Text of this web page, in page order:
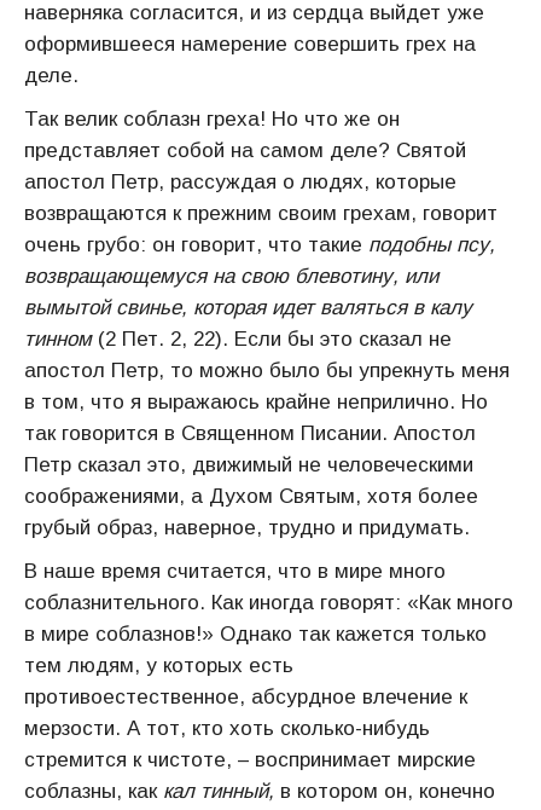
наверняка согласится, и из сердца выйдет уже
оформившееся намерение совершить грех на
деле.
Так велик соблазн греха! Но что же он
представляет собой на самом деле? Святой
апостол Петр, рассуждая о людях, которые
возвращаются к прежним своим грехам, говорит
очень грубо: он говорит, что такие подобны псу,
возвращающемуся на свою блевотину, или
вымытой свинье, которая идет валяться в калу
тинном(2 Пет. 2, 22). Если бы это сказал не
апостол Петр, то можно было бы упрекнуть меня
в том, что я выражаюсь крайне неприлично. Но
так говорится в Священном Писании. Апостол
Петр сказал это, движимый не человеческими
соображениями, а Духом Святым, хотя более
грубый образ, наверное, трудно и придумать.
В наше время считается, что в мире много
соблазнительного. Как иногда говорят: «Как много
в мире соблазнов!» Однако так кажется только
тем людям, у которых есть
противоестественное, абсурдное влечение к
мерзости. А тот, кто хоть сколько-нибудь
стремится к чистоте, – воспринимает мирские
соблазны, как кал тинный, в котором он, конечно